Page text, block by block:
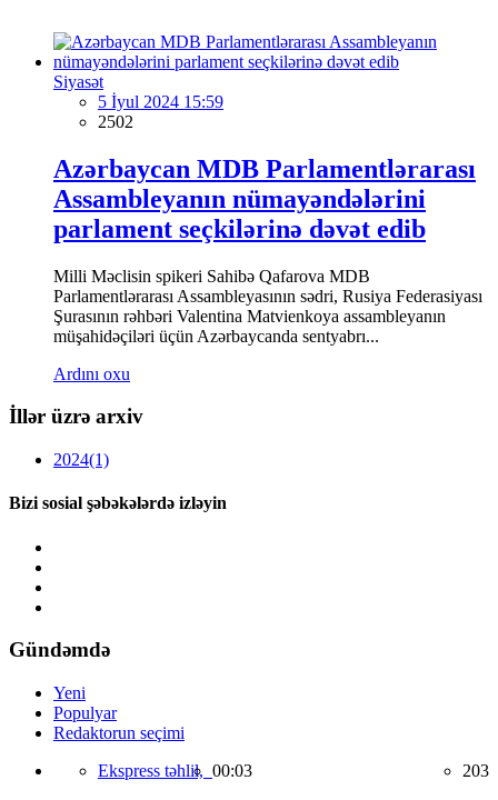
Siyasət
5 İyul 2024 15:59
2502
Azərbaycan MDB Parlamentlərarası
Assambleyanın nümayəndələrini
parlament seçkilərinə dəvət edib
Milli Məclisin spikeri Sahibə Qafarova MDB
Parlamentlərarası Assambleyasının sədri, Rusiya Federasiyası
Şurasının rəhbəri Valentina Matvienkoya assambleyanın
müşahidəçiləri üçün Azərbaycanda sentyabrı...
Ardını oxu
İllər üzrə arxiv
2024(1)
Bizi sosial şəbəkələrdə izləyin
Gündəmdə
Yeni
Populyar
Redaktorun seçimi
Ekspress təhlil, 00:03 203